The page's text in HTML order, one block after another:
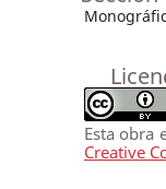
Esta obra
Creative